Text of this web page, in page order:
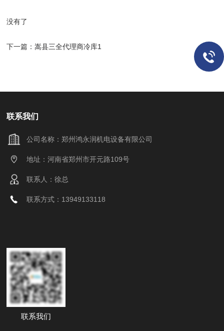
没有了
下一篇：嵩县三全代理商冷库1
联系我们
公司名称：郑州鸿永润机电设备有限公司
地址：河南省郑州市开元路109号
联系人：徐总
联系方式：13949133118
联系我们